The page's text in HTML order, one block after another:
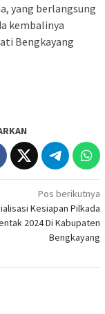
yang berlangsung
kembalinya
Bengkayang
Pos berikutnya
Kesiapan Pilkada
2024 Di Kabupaten
Bengkayang